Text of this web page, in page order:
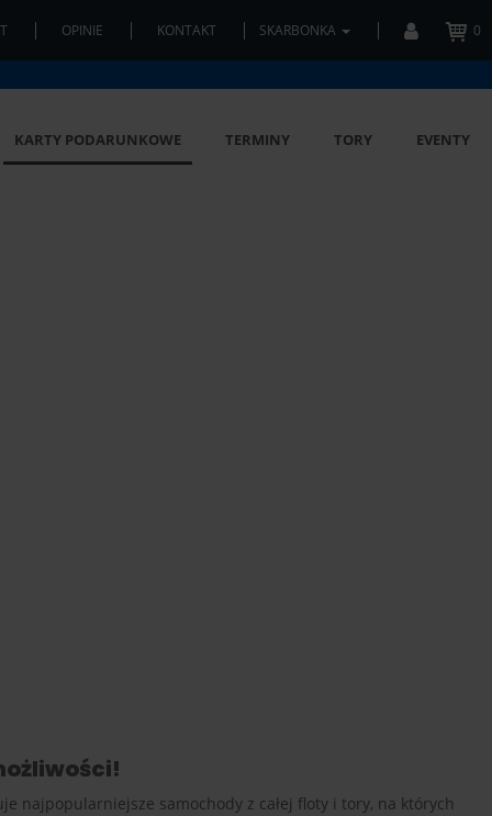
OPINIE KONTAKT SKARBONKA 0
KARTY PODARUNKOWE TERMINY TORY EVENTY
najpopularniejsze samochody z całej floty i tory, na których